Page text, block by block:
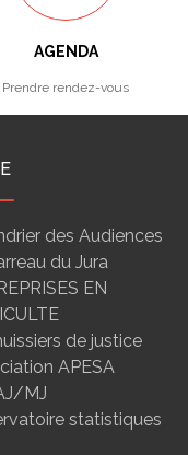
AGENDA
Prendre rendez-vous
des Audiences
du Jura
EN
de justice
APESA
MJ
statistiques